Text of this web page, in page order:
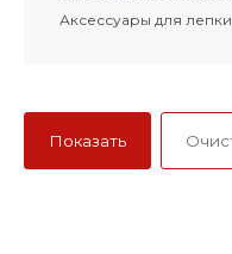
Аксессуары для лепки